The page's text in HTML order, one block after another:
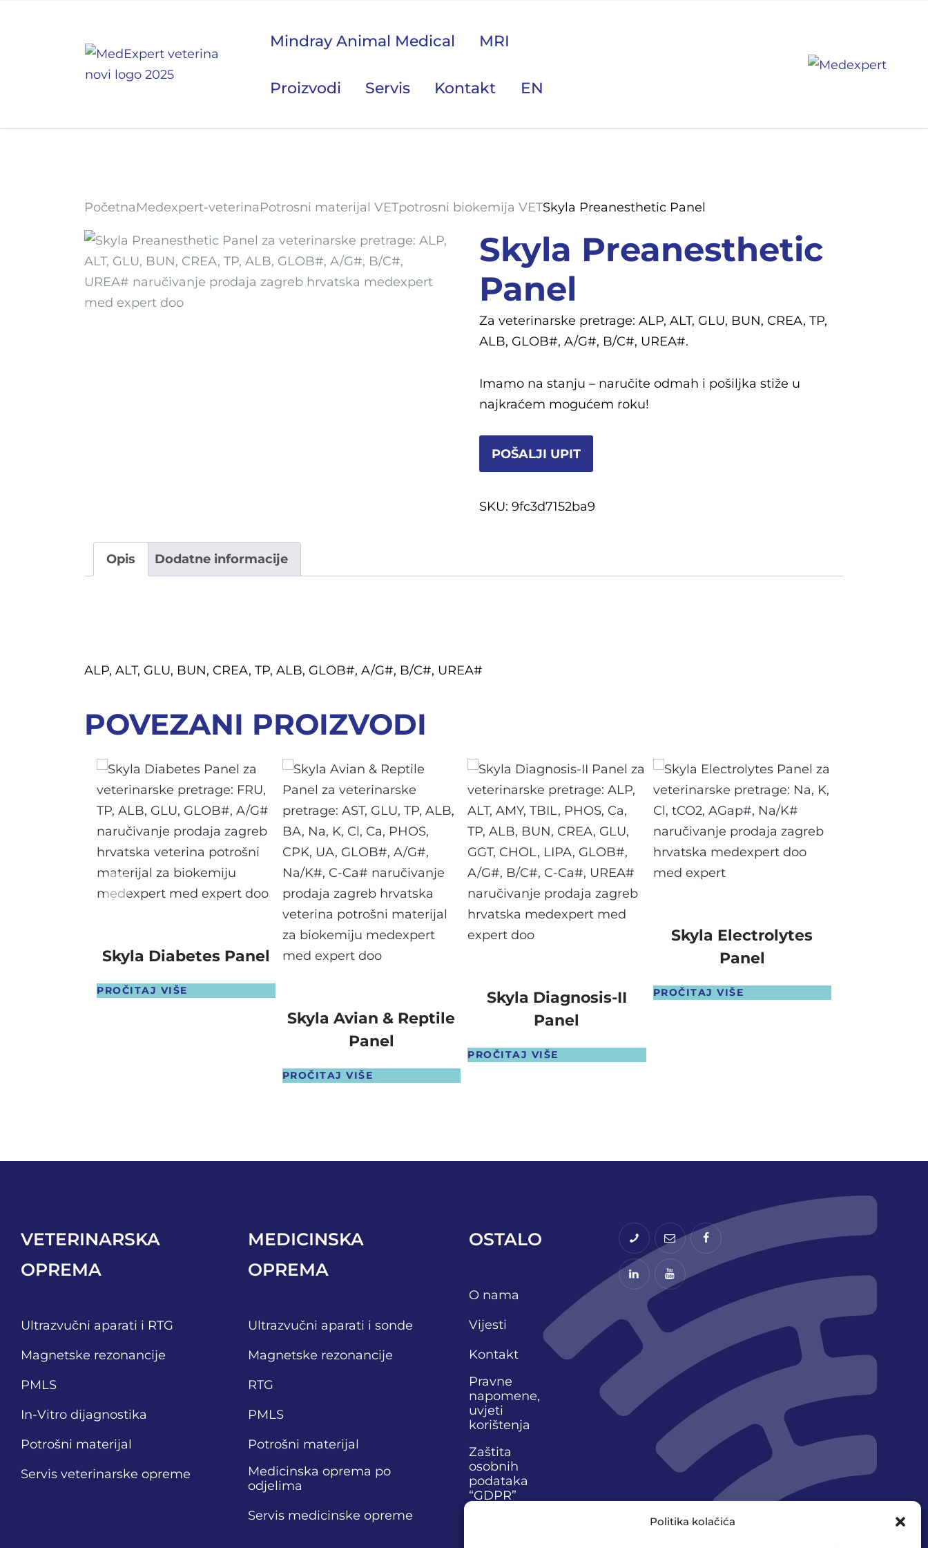
Politika kolačića
Mindray Animal Medical MRI
Proizvodi Servis Kontakt EN
PočetnaMedexpert-veterinaPotrosni materijal VETpotrosni biokemija VETSkyla Preanesthetic Panel
Skyla Preanesthetic
Panel
Za veterinarske pretrage: ALP, ALT, GLU, BUN, CREA, TP,
ALB, GLOB#, A/G#, B/C#, UREA#.
Imamo na stanju – naručite odmah i pošiljka stiže u
najkraćem mogućem roku!
POŠALJI UPIT
SKU: 9fc3d7152ba9
Opis Dodatne informacije
ALP, ALT, GLU, BUN, CREA, TP, ALB, GLOB#, A/G#, B/C#, UREA#
POVEZANI PROIZVODI
Skyla Diabetes Panel
PROČITAJ VIŠE
Skyla Avian & Reptile
Panel
PROČITAJ VIŠE
Skyla Diagnosis-II
Panel
PROČITAJ VIŠE
Skyla Electrolytes
Panel
PROČITAJ VIŠE
VETERINARSKA
OPREMA
Ultrazvučni aparati i RTG
Magnetske rezonancije
PMLS
In-Vitro dijagnostika
Potrošni materijal
Servis veterinarske opreme
MEDICINSKA
OPREMA
Ultrazvučni aparati i sonde
Magnetske rezonancije
RTG
PMLS
Potrošni materijal
Medicinska oprema po
odjelima
Servis medicinske opreme
OSTALO
O nama
Vijesti
Kontakt
Pravne
napomene,
uvjeti
korištenja
Zaštita
osobnih
podataka
“GDPR”
Mindray Animal Medical
Proizvodi
Kontakt